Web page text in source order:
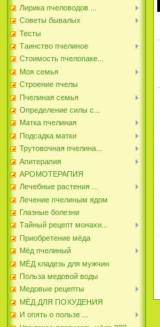
Лирика пчеловодов ...
Советы бывалых
Тесты
Таинство пчелиное
Стоимость пчелопаке...
Моя семья
Строение пчелы
Пчелиная семья
Определение силы с...
Матка пчелиная
Подсадка матки
Трутовочная пчелина...
Апитерапия
АРОМОТЕРАПИЯ
Лечебные растения ...
Лечение пчелиным ядом
Глазные болезни
Тайный рецепт монахи...
Приобретение мёда
Мёд пчелиный
МЁД кладезь для мужчин
Польза медовой воды
Медовые рецепты
МЁД ДЛЯ ПОХУДЕНИЯ
И опять о пользе ...